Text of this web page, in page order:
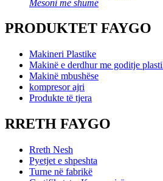
Mësoni më shumë
PRODUKTET FAYGO
Makineri Plastike
Makinë e derdhur me goditje
Makinë mbushëse
kompresor ajri
Produkte të tjera
RRETH FAYGO
Rreth Nesh
Pyetjet e shpeshta
Turne në fabrikë